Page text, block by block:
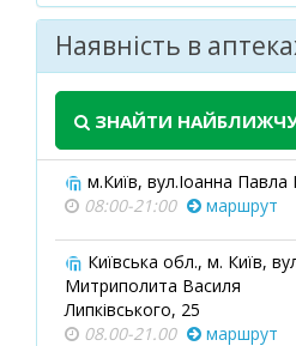
Наявність в
ЗНАЙТИ
м.Київ, вул.Іоанна Павла
08:00-21:00
маршрут
Київська обл., м. Київ,
Митриполита Василя
Липківського, 25
08.00-21.00
маршрут